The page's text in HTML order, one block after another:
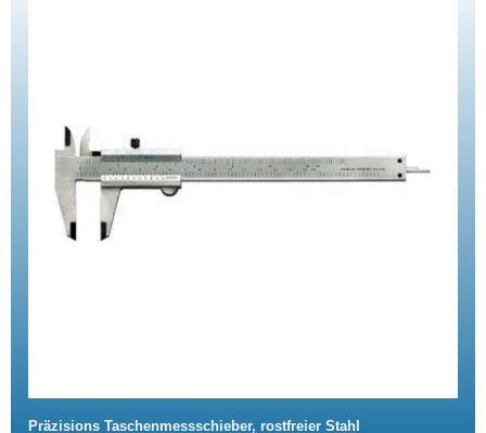
Präzisions Taschenmessschieber, rostfreier Stahl